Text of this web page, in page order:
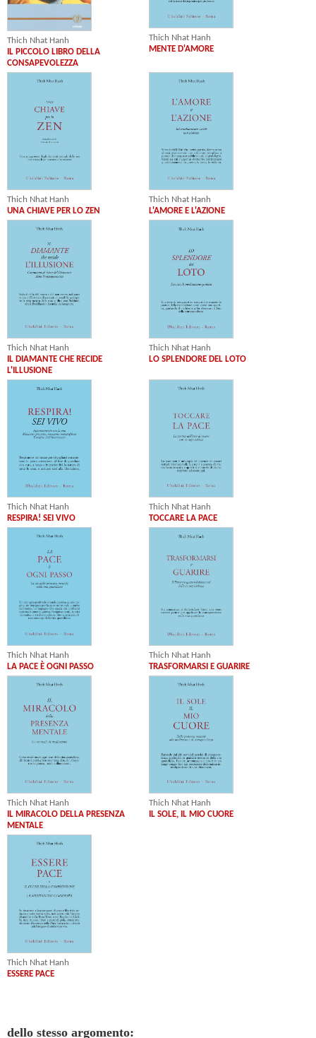
Thich Nhat Hanh
IL PICCOLO LIBRO DELLA
CONSAPEVOLEZZA
Thich Nhat Hanh
MENTE D'AMORE
Thich Nhat Hanh
UNA CHIAVE PER LO ZEN
Thich Nhat Hanh
L'AMORE E L'AZIONE
Thich Nhat Hanh
IL DIAMANTE CHE RECIDE
L'ILLUSIONE
Thich Nhat Hanh
LO SPLENDORE DEL LOTO
Thich Nhat Hanh
RESPIRA! SEI VIVO
Thich Nhat Hanh
TOCCARE LA PACE
Thich Nhat Hanh
LA PACE È OGNI PASSO
Thich Nhat Hanh
TRASFORMARSI E GUARIRE
Thich Nhat Hanh
IL MIRACOLO DELLA PRESENZA
MENTALE
Thich Nhat Hanh
IL SOLE, IL MIO CUORE
Thich Nhat Hanh
ESSERE PACE
dello stesso argomento: